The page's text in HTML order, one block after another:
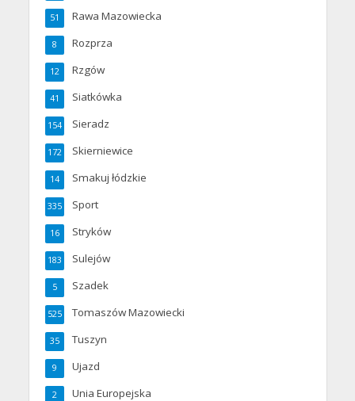
Rawa Mazowiecka
51
Rozprza
8
Rzgów
12
Siatkówka
41
Sieradz
154
Skierniewice
172
Smakuj łódzkie
14
Sport
335
Stryków
16
Sulejów
183
Szadek
5
Tomaszów Mazowiecki
525
Tuszyn
35
Ujazd
9
Unia Europejska
2